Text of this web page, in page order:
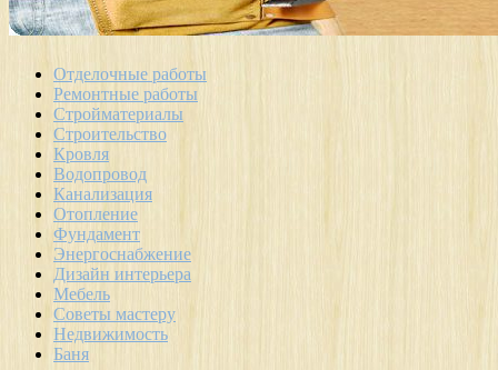
Отделочные работы
Ремонтные работы
Стройматериалы
Строительство
Кровля
Водопровод
Канализация
Отопление
Фундамент
Энергоснабжение
Дизайн интерьера
Мебель
Советы мастеру
Недвижимость
Баня